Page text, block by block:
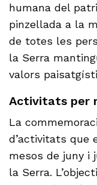
humana del
pinzellada a la
de totes les
la Serra
valors
Activitats per
La
d’activitats que
mesos de juny i
la Serra.